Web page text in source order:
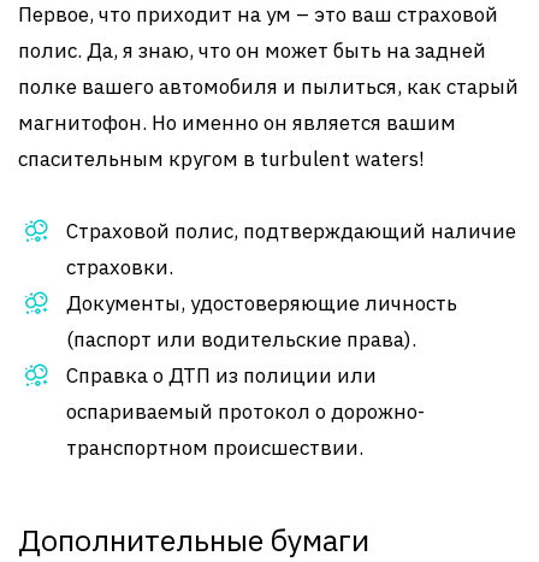
Первое, что приходит на ум – это ваш страховой
полис. Да, я знаю, что он может быть на задней
полке вашего автомобиля и пылиться, как старый
магнитофон. Но именно он является вашим
спасительным кругом в turbulent waters!
Страховой полис, подтверждающий наличие
страховки.
Документы, удостоверяющие личность
(паспорт или водительские права).
Справка о ДТП из полиции или
оспариваемый протокол о дорожно-
транспортном происшествии.
Дополнительные бумаги